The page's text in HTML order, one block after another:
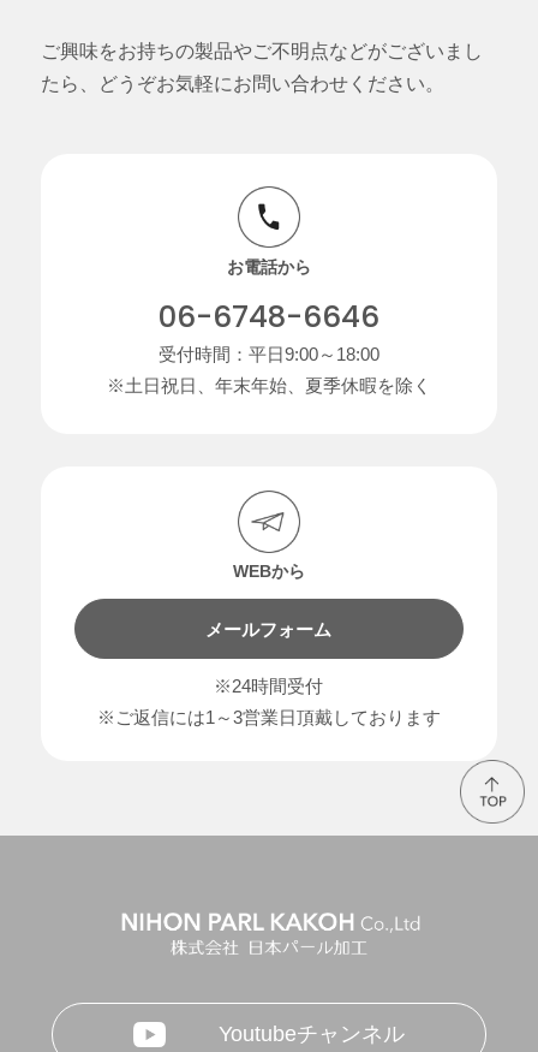
ご興味をお持ちの製品やご不明点などがございまし
たら、どうぞお気軽にお問い合わせください。
お電話から
06-6748-6646
受付時間：平日9:00～18:00
※土日祝日、年末年始、夏季休暇を除く
WEBから
メールフォーム
※24時間受付
※ご返信には1～3営業日頂戴しております
Youtubeチャンネル